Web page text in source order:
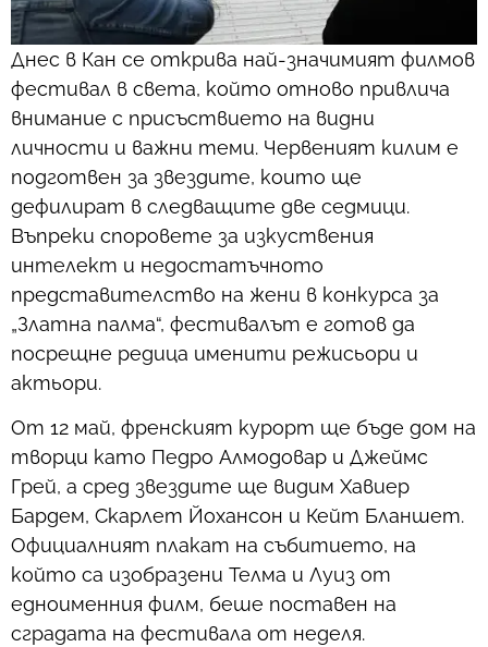
Днес в Кан се открива най-значимият филмов
фестивал в света, който отново привлича
внимание с присъствието на видни
личности и важни теми. Червеният килим е
подготвен за звездите, които ще
дефилират в следващите две седмици.
Въпреки споровете за изкуствения
интелект и недостатъчното
представителство на жени в конкурса за
„Златна палма“, фестивалът е готов да
посрещне редица именити режисьори и
актьори.
От 12 май, френският курорт ще бъде дом на
творци като Педро Алмодовар и Джеймс
Грей, а сред звездите ще видим Хавиер
Бардем, Скарлет Йохансон и Кейт Бланшет.
Официалният плакат на събитието, на
който са изобразени Телма и Луиз от
едноименния филм, беше поставен на
сградата на фестивала от неделя.